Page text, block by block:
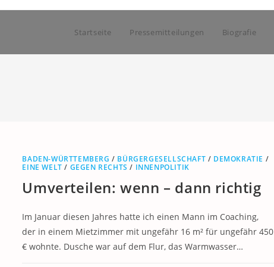
Startseite Pressemitteilungen Biografie
BADEN-WÜRTTEMBERG / BÜRGERGESELLSCHAFT / DEMOKRATIE /
EINE WELT / GEGEN RECHTS / INNENPOLITIK
Umverteilen: wenn – dann richtig
Im Januar diesen Jahres hatte ich einen Mann im Coaching,
der in einem Mietzimmer mit ungefähr 16 m² für ungefähr 450
€ wohnte. Dusche war auf dem Flur, das Warmwasser…